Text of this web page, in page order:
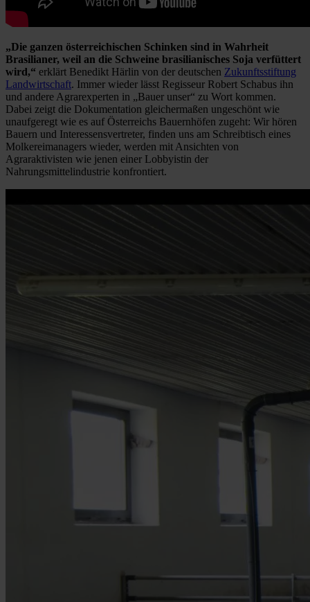
„Die ganzen österreichischen Schinken sind in Wahrheit
Brasilianer, weil an die Schweine brasilianisches Soja verfüttert
wird,“ erklärt Benedikt Härlin von der deutschen Zukunftsstiftung
Landwirtschaft. Immer wieder lässt Regisseur Robert Schabus ihn
und andere Agrarexperten in „Bauer unser“ zu Wort kommen.
Dabei zeigt die Dokumentation gleichermaßen ungeschönt wie
unaufgeregt wie es auf Österreichs Bauernhöfen zugeht: Wir hören
Bauern und Interessensvertreter, finden uns am Schreibtisch eines
Molkereimanagers wieder, werden mit Ansichten von
Agraraktivisten wie jenen einer Lobbyistin der
Nahrungsmittelindustrie konfrontiert.